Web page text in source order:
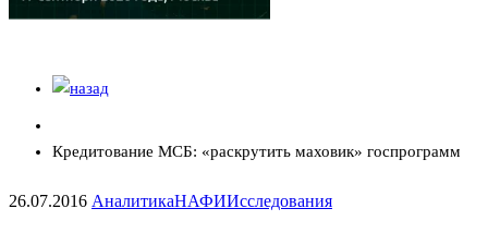
Кредитование МСБ: «раскрутить маховик» госпрограмм
26.07.2016 АналитикаНАФИИсследования